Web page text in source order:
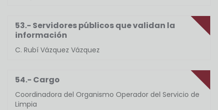
53.- Servidores públicos que validan la
información
C. Rubí Vázquez Vázquez
54.- Cargo
Coordinadora del Organismo Operador del Servicio de
Limpia